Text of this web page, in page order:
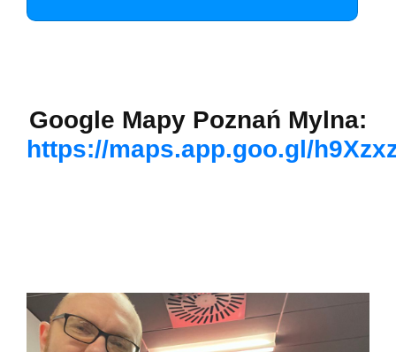
Google Mapy Poznań Mylna:
https://maps.app.goo.gl/